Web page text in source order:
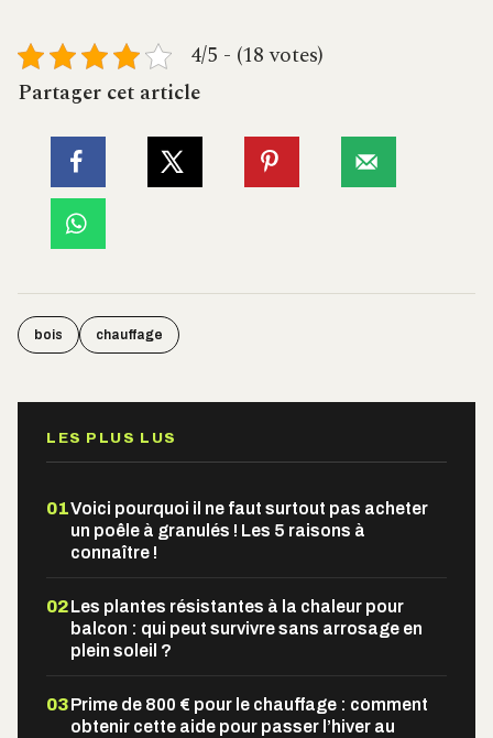
4/5 - (18 votes)
Partager cet article
bois chauffage
LES PLUS LUS
01Voici pourquoi il ne faut surtout pas acheter
un poêle à granulés ! Les 5 raisons à
connaître !
02 Les plantes résistantes à la chaleur pour
balcon : qui peut survivre sans arrosage en
plein soleil ?
03 Prime de 800 € pour le chauffage : comment
obtenir cette aide pour passer l’hiver au